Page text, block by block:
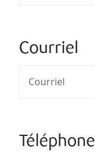
Courriel
Téléphone